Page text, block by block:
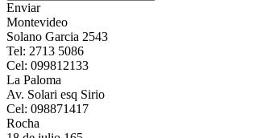
Enviar
Montevideo
Solano Garcia 2543
Tel: 2713 5086
Cel: 099812133
La Paloma
Av. Solari esq Sirio
Cel: 098871417
Rocha